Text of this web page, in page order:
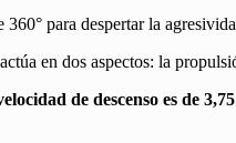
para despertar la
en dos aspectos: la
de descenso es de